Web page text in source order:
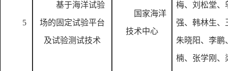
5
基于海洋试验
场的固定试验平台
及试验测试技术
国家海洋
技术中心
梅、刘松堂、
强、韩林生、
朱晓阳、李鹏
楠、张学刚、